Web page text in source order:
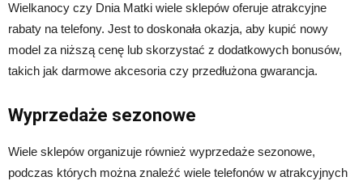
Wielkanocy czy Dnia Matki wiele sklepów oferuje atrakcyjne
rabaty na telefony. Jest to doskonała okazja, aby kupić nowy
model za niższą cenę lub skorzystać z dodatkowych bonusów,
takich jak darmowe akcesoria czy przedłużona gwarancja.
Wyprzedaże sezonowe
Wiele sklepów organizuje również wyprzedaże sezonowe,
podczas których można znaleźć wiele telefonów w atrakcyjnych